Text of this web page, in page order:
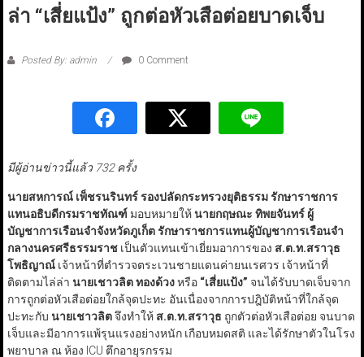
ล่า “เสี่ยแป้ง” ถูกต่อหัวเสือต่อยบาดเจ็บ
Posted By: admin 0 Comment
มีผู้อ่านข่าวนี้แล้ว 732 ครั้ง
นายสหการณ์ เพ็ชรนรินทร์ รองปลัดกระทรวงยุติธรรม รักษาราชการ
แทนอธิบดีกรมราชทัณฑ์ มอบหมายให้นายกฤษณะ ทิพยจันทร์ ผู้
บัญชาการเรือนจำจังหวัดภูเก็ต รักษาราชการแทนผู้บัญชาการเรือนจำ
กลางนครศรีธรรมราชเป็นตัวแทนเข้าเยี่ยมอาการของ ส.ต.ท.สราวุธ
โพธิญาณ์เจ้าหน้าที่ตำรวจตระเวนชายแดนค่ายนเรศวร เจ้าหน้าที่
ติดตามไล่ล่า นายเชาวลิตทองด้วงหรือ “เสี่ยแป้ง” จนได้รับบาดเจ็บจาก
การถูกต่อหัวเสือต่อยใกล้จุดปะทะ อันเนื่องจากการปฎิบัติหน้าที่ใกล้จุด
ปะทะกับ นายเชาวลิตจึงทำให้ ส.ต.ท.สราวุธ ถูกตัวต่อหัวเสือต่อย จนบาด
เจ็บและมีอาการแพ้รุนแรงอย่างหนัก เกือบหมดสติ และได้รักษาตัวในโรง
พยาบาล ณ ห้อง ICU ตึกอายุรกรรม